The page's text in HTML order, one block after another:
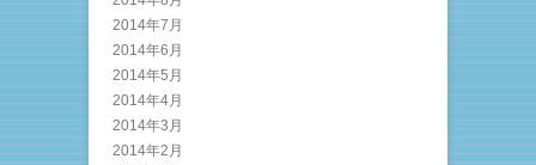
2014年7月
2014年6月
2014年5月
2014年4月
2014年3月
2014年2月